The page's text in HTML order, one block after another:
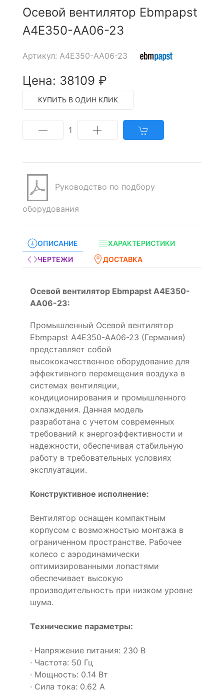
Осевой вентилятор Ebmpapst
A4E350-AA06-23
Артикул: A4E350-AA06-23
Цена: 38109 ₽
КУПИТЬ В ОДИН КЛИК
1
Руководство по подбору
оборудования
ОПИСАНИЕ
ХАРАКТЕРИСТИКИ
ЧЕРТЕЖИ
ДОСТАВКА
Осевой вентилятор Ebmpapst A4E350-
AA06-23:
Промышленный Осевой вентилятор
Ebmpapst A4E350-AA06-23 (Германия)
представляет собой
высококачественное оборудование для
эффективного перемещения воздуха в
системах вентиляции,
кондиционирования и промышленного
охлаждения. Данная модель
разработана с учетом современных
требований к энергоэффективности и
надежности, обеспечивая стабильную
работу в требовательных условиях
эксплуатации.
Конструктивное исполнение:
Вентилятор оснащен компактным
корпусом с возможностью монтажа в
ограниченном пространстве. Рабочее
колесо с аэродинамически
оптимизированными лопастями
обеспечивает высокую
производительность при низком уровне
шума.
Технические параметры:
· Напряжение питания: 230 В
· Частота: 50 Гц
· Мощность: 0.14 Вт
· Сила тока: 0.62 А